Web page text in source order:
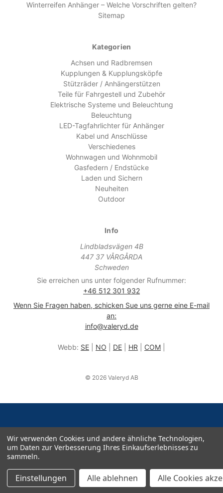
Winterreifen Anhänger – Welche Vorschriften gelten?
Sitemap
Kategorien
Achsen und Radbremsen
Kupplungen & Kupplungsköpfe
Stützräder / Anhängerstützen
Teile für Fahrgestell und Zubehör
Elektrische Systeme und Beleuchtung
Beleuchtung
LED-Tagfahrlichter für Anhänger
Kabel und Anschlüsse
Verschiedenes
Wohnwagen und Wohnmobil
Gasfedern / Endstücke
Laden und Sichern
Neuheiten
Outdoor
Info
Lindbladsvägen 4B
447 37 VÅRGÅRDA
Schweden
Sie erreichen uns unter folgender Rufnummer:
+46 512 301 932
Wenn Sie Fragen haben, schicken Sue uns gerne eine E-mail
an:
info@valeryd.de
Webb: SE NO DE HR COM
© 2026 Valeryd AB
Wir verwenden Cookies und andere ähnliche Technologien,
um Daten zur Verbesserung Ihres Einkaufserlebnisses zu
sammeln.
Einstellungen Alle ablehnen Alle Cookies